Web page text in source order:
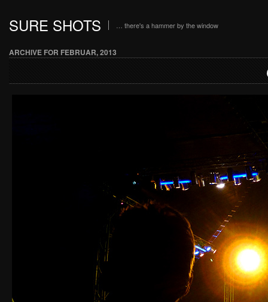
SURE SHOTS … there's a hammer by the window
ARCHIVE FOR FEBRUAR, 2013